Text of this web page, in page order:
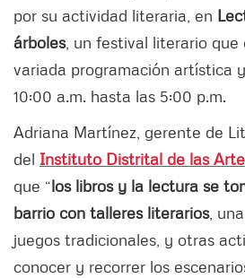
por su actividad literaria, en
árboles, un festival literario que
variada programación artística
10:00 a.m. hasta las 5:00 p.m.
Adriana Martínez, gerente de
del Instituto Distrital de las
que “los libros y la lectura se
barrio con talleres literarios,
juegos tradicionales, y otras
conocer y recorrer los